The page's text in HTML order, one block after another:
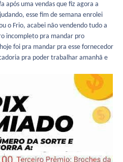
após uma vendas que fiz agora a
esse fim de semana enrolei
o Frio, acabei não vendendo tudo a
incompleto pra mandar pro
foi pra mandar pra esse fornecedor
pra poder trabalhar amanhã e